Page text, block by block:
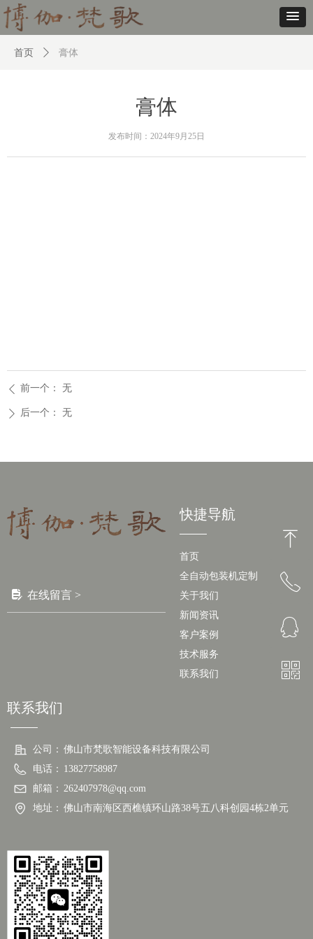
膏体
ꄴ 前一个： 无
ꄲ 后一个： 无
首页 ꄲ 膏体
发布时间： 2024年9月25日
联系我们
公司： 佛山市梵歌智能设备科技有限公司
电话： 13827758987
邮箱： 262407978@qq.com
地址： 佛山市南海区西樵镇环山路38号五八科创园4栋2单元
넖 在线留言 >
快捷导航
首页
全自动包装机定制
关于我们
新闻资讯
客户案例
技术服务
联系我们
ꁸ
回到顶部
ꂅ
13827758987
ꁗ
262407978
ꀥ